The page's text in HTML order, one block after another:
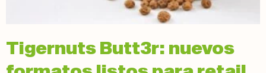
Tigernuts Butt3r: nuevos